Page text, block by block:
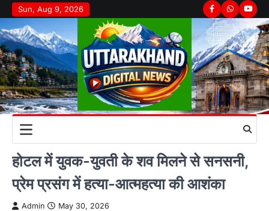
Skip
to
content
Sun, Aug 9, 2026 Facebook
Whatsapp
होटल में युवक-युवती के शव मिलने से सनसनी,
प्रेम प्रसंग में हत्या-आत्महत्या की आशंका
Admin May 30, 2026